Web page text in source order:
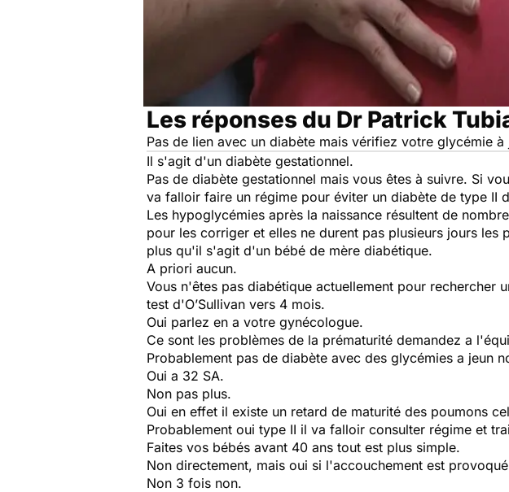
Les réponses du Dr Patrick
Pas de lien avec un diabète mais vérifiez votre glycémie
Il s'agit d'un diabète gestationnel.
Pas de diabète gestationnel mais vous êtes à suivre. Si
va falloir faire un régime pour éviter un diabète de type II
Les hypoglycémies après la naissance résultent de
pour les corriger et elles ne durent pas plusieurs jours
plus qu'il s'agit d'un bébé de mère diabétique.
A priori aucun.
Vous n'êtes pas diabétique actuellement pour rechercher
test d'O’Sullivan vers 4 mois.
Oui parlez en a votre gynécologue.
Ce sont les problèmes de la prématurité demandez a
Probablement pas de diabète avec des glycémies a jeun
Oui a 32 SA.
Non pas plus.
Oui en effet il existe un retard de maturité des poumons
Probablement oui type II il va falloir consulter régime et
Faites vos bébés avant 40 ans tout est plus simple.
Non directement, mais oui si l'accouchement est
Non 3 fois non.